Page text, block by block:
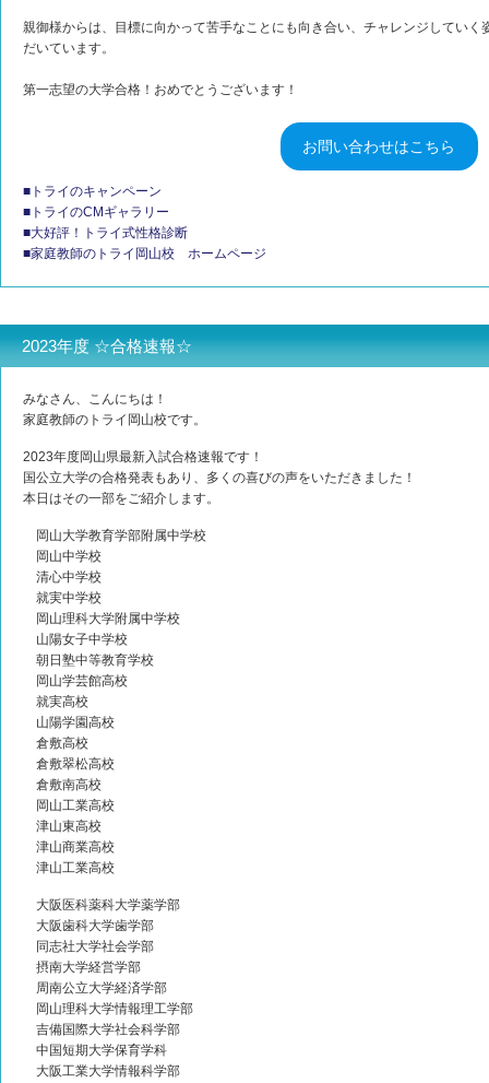
親御様からは、目標に向かって苦手なことにも向き合い、チャレンジしてい
だいています。
第一志望の大学合格！おめでとうございます！
お問い合わせはこちら
■トライのキャンペーン
■トライのCMギャラリー
■大好評！トライ式性格診断
■家庭教師のトライ岡山校 ホームページ
2023年度 ☆合格速報☆
みなさん、こんにちは！
家庭教師のトライ岡山校です。
2023年度岡山県最新入試合格速報です！
国公立大学の合格発表もあり、多くの喜びの声をいただきました！
本日はその一部をご紹介します。
岡山大学教育学部附属中学校
岡山中学校
清心中学校
就実中学校
岡山理科大学附属中学校
山陽女子中学校
朝日塾中等教育学校
岡山学芸館高校
就実高校
山陽学園高校
倉敷高校
倉敷翠松高校
倉敷南高校
岡山工業高校
津山東高校
津山商業高校
津山工業高校
大阪医科薬科大学薬学部
大阪歯科大学歯学部
同志社大学社会学部
摂南大学経営学部
周南公立大学経済学部
岡山理科大学情報理工学部
吉備国際大学社会科学部
中国短期大学保育学科
大阪工業大学情報科学部